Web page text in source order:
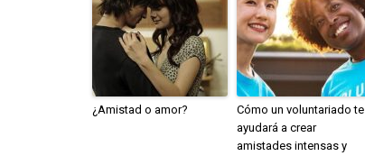
¿Amistad o amor?
Cómo un voluntariado te
ayudará a crear
amistades intensas y